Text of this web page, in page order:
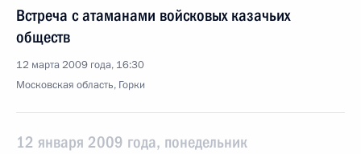
Встреча с атаманами войсковых казачьих
обществ
12 марта 2009 года, 16:30
Московская область, Горки
12 января 2009 года, понедельник